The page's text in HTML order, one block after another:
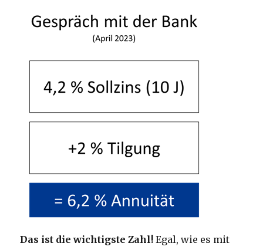
Das ist die wichtigste Zahl!Egal, wie es mit